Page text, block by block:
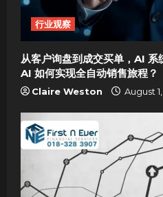
i
o
n
行业观察
从客户询盘到成交买单，AI
AI 如何实现全自动销售旅程？
Claire Weston August